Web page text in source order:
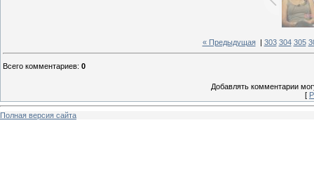
« Предыдущая| 303 304 305
Всего комментариев: 0
Добавлять комментарии
[
Полная версия сайта